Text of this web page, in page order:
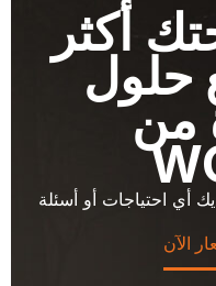
أكثر
حلول
من
أي احتياجات أو أسئلة
الآن